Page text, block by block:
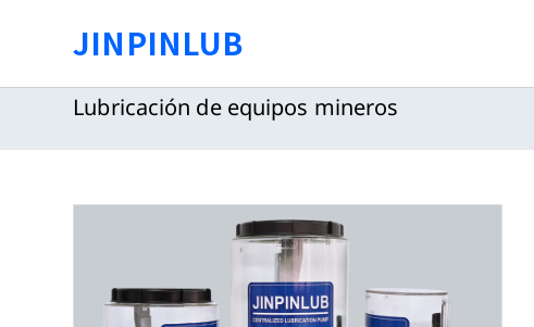
JINPINLUB
Lubricación de equipos mineros